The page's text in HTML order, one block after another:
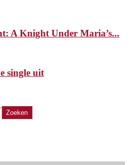
A Knight Under Maria’s...
single uit
Zoeken